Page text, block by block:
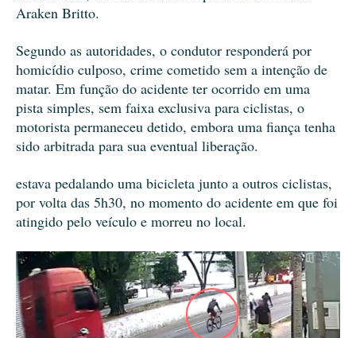
Araken Britto.
Segundo as autoridades, o condutor responderá por
homicídio culposo, crime cometido sem a intenção de
matar. Em função do acidente ter ocorrido em uma
pista simples, sem faixa exclusiva para ciclistas, o
motorista permaneceu detido, embora uma fiança tenha
sido arbitrada para sua eventual liberação.
estava pedalando uma bicicleta junto a outros ciclistas,
por volta das 5h30, no momento do acidente em que foi
atingido pelo veículo e morreu no local.